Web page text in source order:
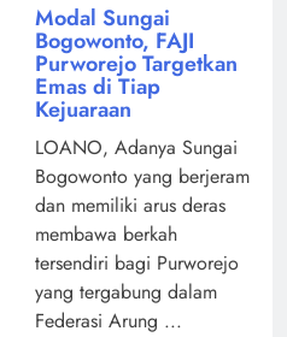
Modal Sungai
Bogowonto, FAJI
Purworejo Targetkan
Emas di Tiap
Kejuaraan
LOANO, Adanya Sungai
Bogowonto yang berjeram
dan memiliki arus deras
membawa berkah
tersendiri bagi Purworejo
yang tergabung dalam
Federasi Arung ...